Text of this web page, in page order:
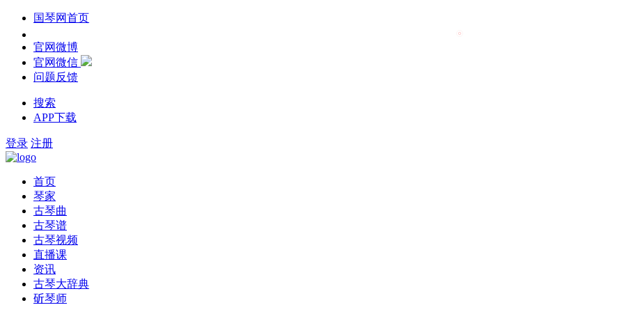
国琴网首页
官网微博
官网微信
问题反馈
搜索
APP下载
登录 注册
首页
琴家
古琴曲
古琴谱
古琴视频
直播课
资讯
古琴大辞典
斫琴师